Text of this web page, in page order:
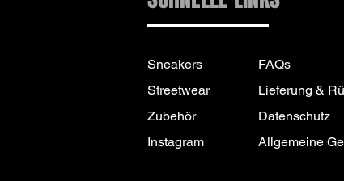
Sneakers
Streetwear
Zubehör
Instagram
FAQs
Lieferung &
Datenschutz
Allgemeine